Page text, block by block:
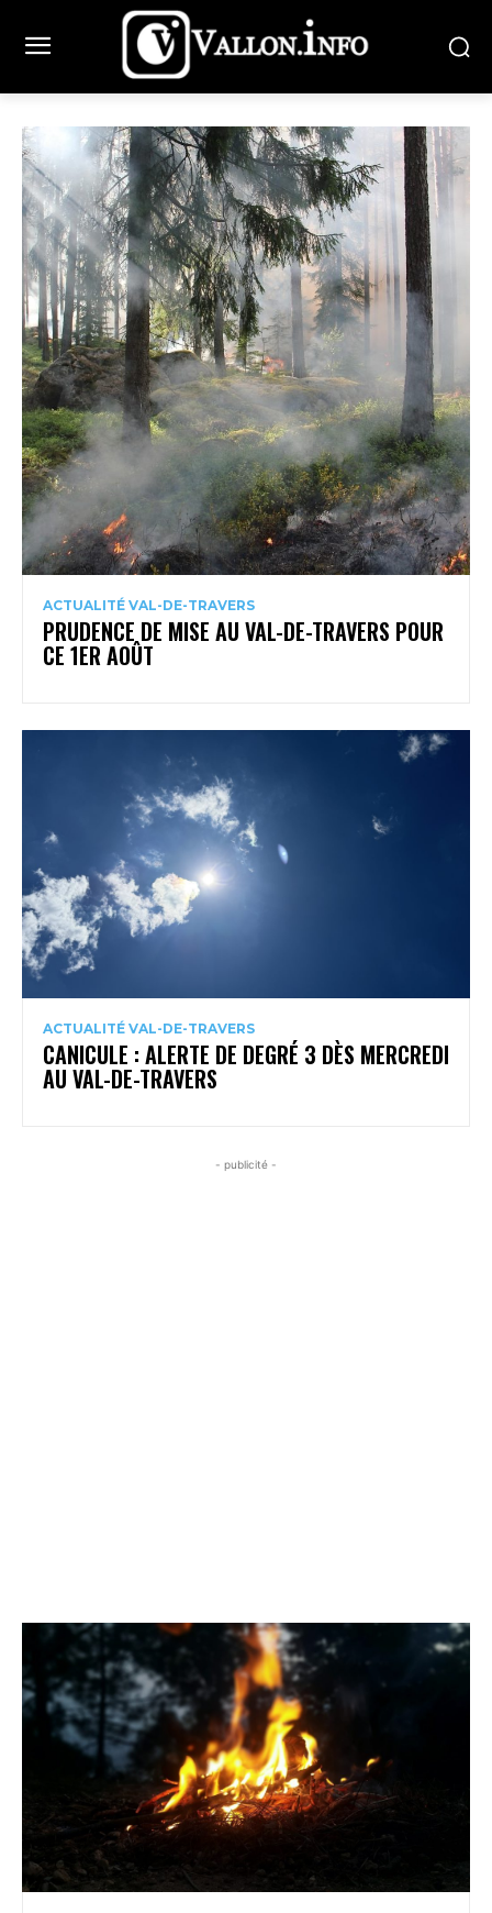
ACTUALITÉ VAL-DE-TRAVERS
PRUDENCE DE MISE AU VAL-DE-TRAVERS POUR
CE 1ER AOÛT
ACTUALITÉ VAL-DE-TRAVERS
CANICULE : ALERTE DE DEGRÉ 3 DÈS MERCREDI
AU VAL-DE-TRAVERS
- publicité -